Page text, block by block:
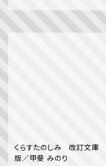
くらすたのしみ 改訂文庫
版／甲斐 みのり